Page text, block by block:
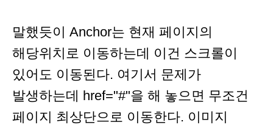
말했듯이 Anchor는 현재 페이지의
해당위치로 이동하는데 이건 스크롤이
있어도 이동된다. 여기서 문제가
발생하는데 href="#"을 해 놓으면 무조건
페이지 최상단으로 이동한다. 이미지